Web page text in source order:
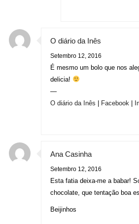
O diário da Inês
Setembro 12, 2016
É mesmo um bolo que nos
delicia!
—
O diário da Inês | Facebook |
Ana Casinha
Setembro 12, 2016
Esta fatia deixa-me a babar!
chocolate, que tentação boa
Beijinhos